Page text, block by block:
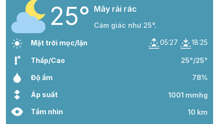
25° Mây rải rác
Cảm giác như 25°.
Mặt trời mọc/lặn 05:27 18:25
Thấp/Cao 25°/25°
Độ ẩm 78%
Áp suất 1001 mmhg
Tầm nhìn 10 km